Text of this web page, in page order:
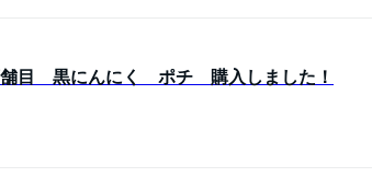
舗目 黒にんにく ポチ 購入しました！